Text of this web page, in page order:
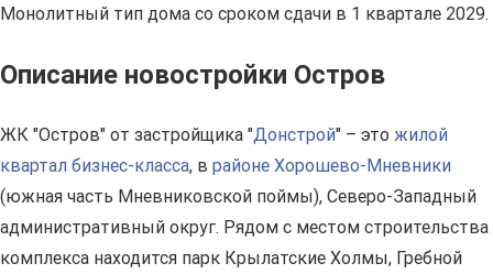
Монолитный тип дома со сроком сдачи в 1 квартале 2029.
Описание новостройки Остров
ЖК "Остров" от застройщика "Донстрой" – это жилой
квартал бизнес-класса, в районе Хорошево-Мневники
(южная часть Мневниковской поймы), Северо-Западный
административный округ. Рядом с местом строительства
комплекса находится парк Крылатские Холмы, Гребной